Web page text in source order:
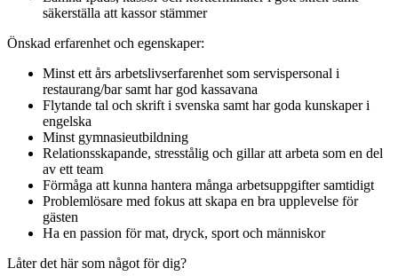
säkerställa att kassor stämmer
Önskad erfarenhet och egenskaper:
Minst ett års arbetslivserfarenhet som servispersonal i
restaurang/bar samt har god kassavana
Flytande tal och skrift i svenska samt har goda kunskaper i
engelska
Minst gymnasieutbildning
Relationsskapande, stresstålig och gillar att arbeta som en del
av ett team
Förmåga att kunna hantera många arbetsuppgifter samtidigt
Problemlösare med fokus att skapa en bra upplevelse för
gästen
Ha en passion för mat, dryck, sport och människor
Låter det här som något för dig?